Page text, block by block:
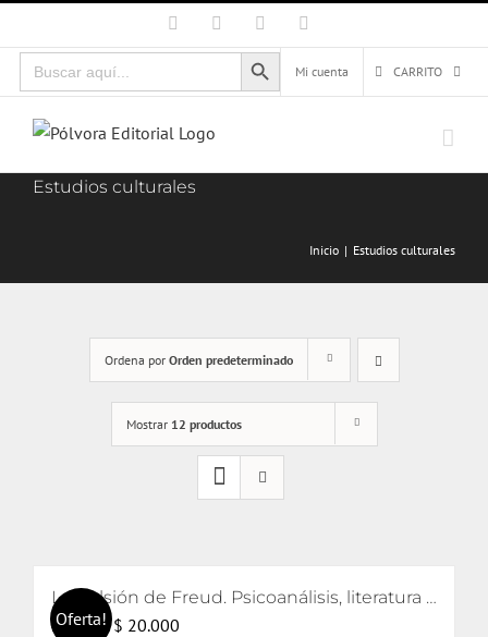
al
contenido
Facebook Instagram
Buscar:
Botón de búsqueda
Mi cuenta
CARRITO
Estudios culturales
Inicio Estudios culturales
Ordena por Orden predeterminado
Mostrar 12 productos
Oferta!
La pulsión de Freud. Psicoanálisis, literatura y cine
$21.000
El
$ 20.000